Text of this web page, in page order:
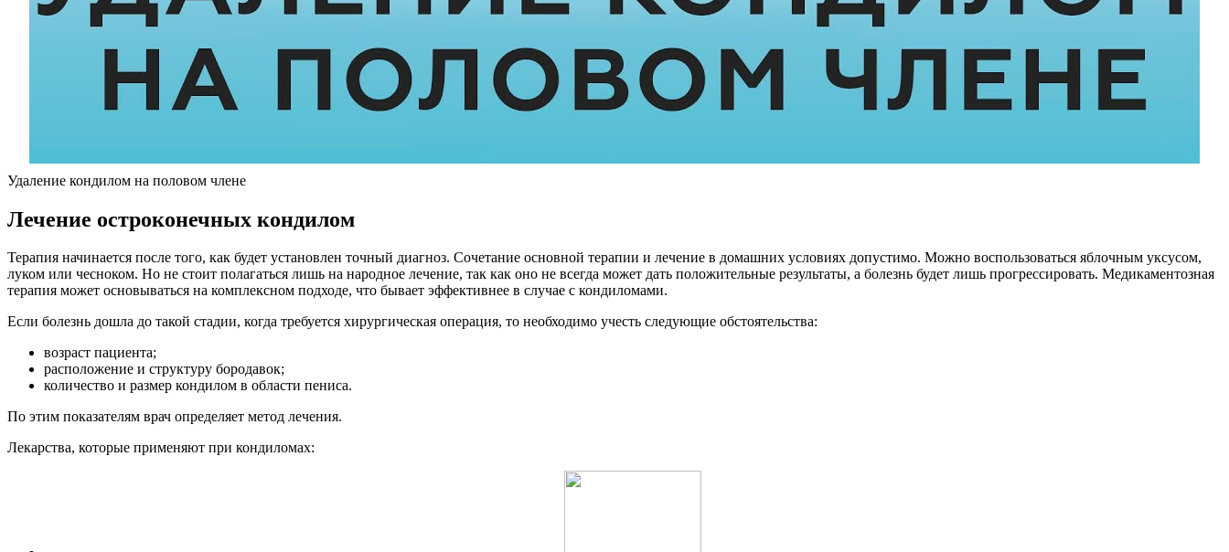
Удаление кондилом на половом члене
Лечение остроконечных кондилом
Терапия начинается после того, как будет установлен точный диагноз. Сочетание основной терапии и лечение в домашних условиях допустимо. Можно воспользоваться яблочным уксусом,
луком или чесноком. Но не стоит полагаться лишь на народное лечение, так как оно не всегда может дать положительные результаты, а болезнь будет лишь прогрессировать. Медикаментозная
терапия может основываться на комплексном подходе, что бывает эффективнее в случае с кондиломами.
Если болезнь дошла до такой стадии, когда требуется хирургическая операция, то необходимо учесть следующие обстоятельства:
возраст пациента;
расположение и структуру бородавок;
количество и размер кондилом в области пениса.
По этим показателям врач определяет метод лечения.
Лекарства, которые применяют при кондиломах: